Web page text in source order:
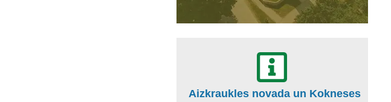
Aizkraukles novada un Kokneses